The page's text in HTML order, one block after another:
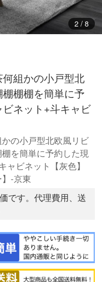
3/ 8
組かの小戸型北
棚棚を簡単に予
ネット+斗キャビ
の小戸型北欧風リビ
を簡単に予約した現
ャビネット【灰色】
】-京東
です。代理費用、送